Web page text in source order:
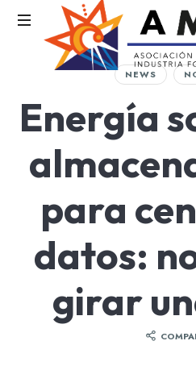
AMIF
de
Fotovoltaica
NEWS
Energía
para
datos:
girar